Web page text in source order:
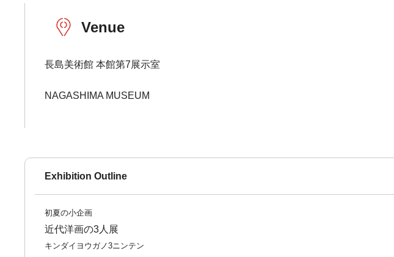
Venue
長島美術館 本館第7展示室
NAGASHIMA MUSEUM
Exhibition Outline
初夏の小企画
近代洋画の3人展
キンダイヨウガノ3ニンテン